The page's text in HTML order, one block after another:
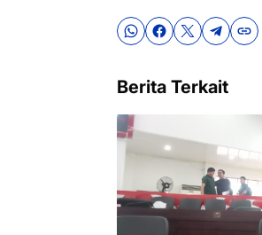
Berita Terkait